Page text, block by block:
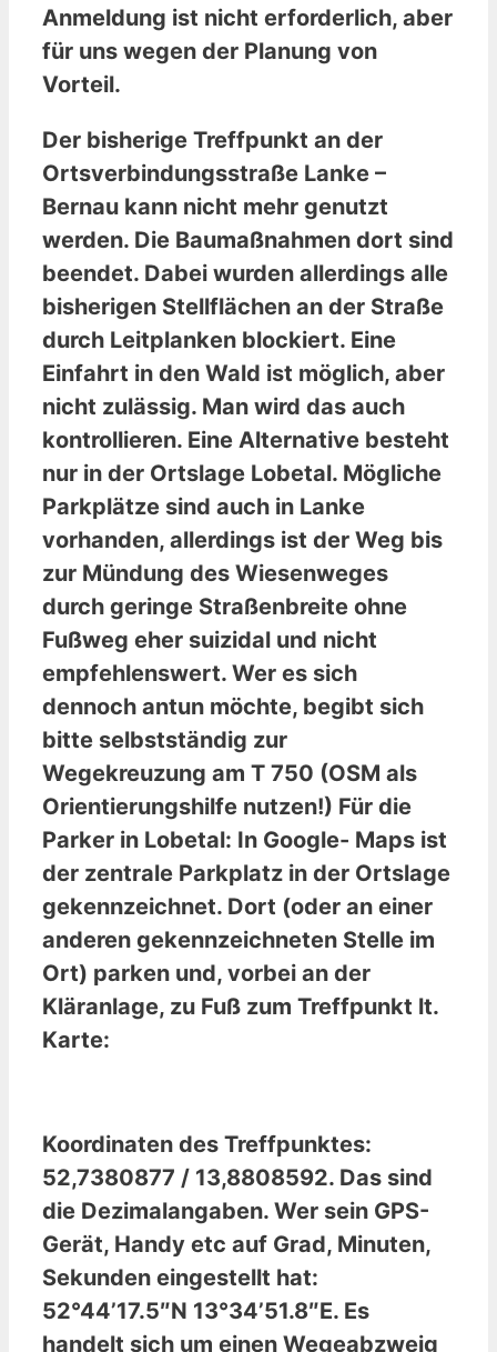
Anmeldung ist nicht erforderlich, aber
für uns wegen der Planung von
Vorteil.
Der bisherige Treffpunkt an der
Ortsverbindungsstraße Lanke –
Bernau kann nicht mehr genutzt
werden. Die Baumaßnahmen dort sind
beendet. Dabei wurden allerdings alle
bisherigen Stellflächen an der Straße
durch Leitplanken blockiert. Eine
Einfahrt in den Wald ist möglich, aber
nicht zulässig. Man wird das auch
kontrollieren. Eine Alternative besteht
nur in der Ortslage Lobetal. Mögliche
Parkplätze sind auch in Lanke
vorhanden, allerdings ist der Weg bis
zur Mündung des Wiesenweges
durch geringe Straßenbreite ohne
Fußweg eher suizidal und nicht
empfehlenswert. Wer es sich
dennoch antun möchte, begibt sich
bitte selbstständig zur
Wegekreuzung am T 750 (OSM als
Orientierungshilfe nutzen!) Für die
Parker in Lobetal: In Google- Maps ist
der zentrale Parkplatz in der Ortslage
gekennzeichnet. Dort (oder an einer
anderen gekennzeichneten Stelle im
Ort) parken und, vorbei an der
Kläranlage, zu Fuß zum Treffpunkt lt.
Karte:
Koordinaten des Treffpunktes:
52,7380877 / 13,8808592. Das sind
die Dezimalangaben. Wer sein GPS-
Gerät, Handy etc auf Grad, Minuten,
Sekunden eingestellt hat:
52°44’17.5″N 13°34’51.8″E. Es
handelt sich um einen Wegeabzweig